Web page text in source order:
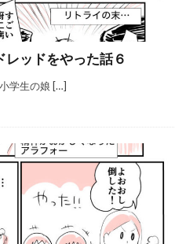
ッドをやった話６
学生の娘 […]